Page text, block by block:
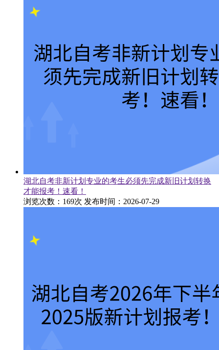
湖北自考非新计划专业的考生必须先完成新旧计划转换
才能报考！速看！
浏览次数：169次 发布时间：2026-07-29